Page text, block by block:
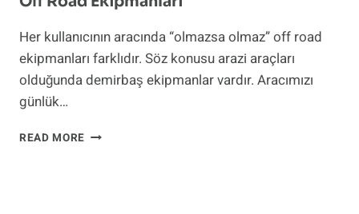
Her kullanıcının aracında “olmazsa olmaz” off road
ekipmanları farklıdır. Söz konusu arazi araçları
olduğunda demirbaş ekipmanlar vardır. Aracımızı
günlük…
READ MORE OFF